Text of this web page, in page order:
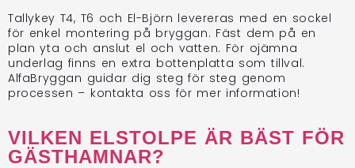
Tallykey T4, T6 och El-Björn levereras med en sockel
för enkel montering på bryggan. Fäst dem på en
plan yta och anslut el och vatten. För ojämna
underlag finns en extra bottenplatta som tillval.
AlfaBryggan guidar dig steg för steg genom
processen – kontakta oss för mer information!
VILKEN ELSTOLPE ÄR BÄST FÖR
GÄSTHAMNAR?